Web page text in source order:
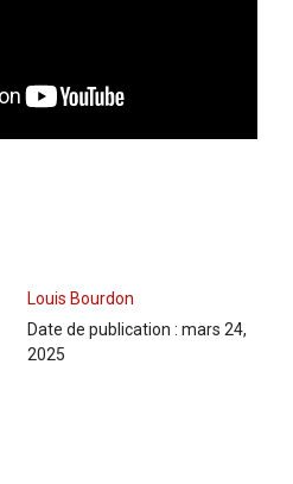
Louis Bourdon
Date de publication : mars 24,
2025